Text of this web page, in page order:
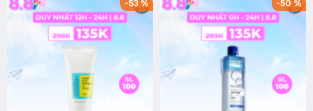
-53% -50%